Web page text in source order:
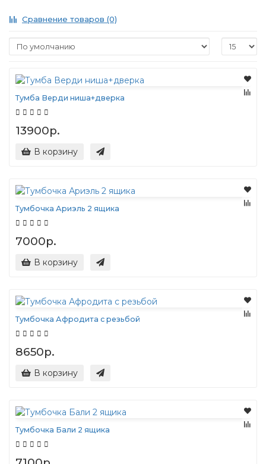
Сравнение товаров (0)
Тумба Верди ниша+дверка
13900р.
В корзину
Тумбочка Ариэль 2 ящика
7000р.
В корзину
Тумбочка Афродита с резьбой
8650р.
В корзину
Тумбочка Бали 2 ящика